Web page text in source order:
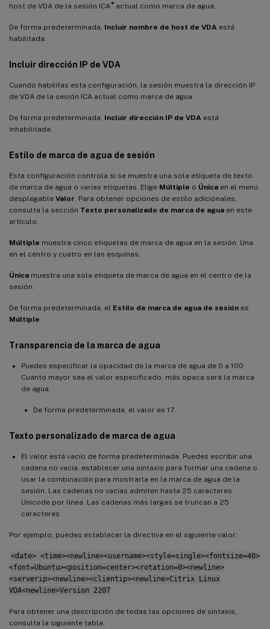
host de VDA de la sesión ICA ®actual como marca de agua.
De forma predeterminada, Incluir nombre de host de VDA está
habilitada.
Incluir dirección IP de VDA
Cuando habilitas esta configuración, la sesión muestra la dirección IP
de VDA de la sesión ICA actual como marca de agua.
De forma predeterminada, Incluir dirección IP de VDA está
inhabilitada.
Estilo de marca de agua de sesión
Esta configuración controla si se muestra una sola etiqueta de texto
de marca de agua o varias etiquetas. Elige Múltiple o Única en el menú
desplegable Valor . Para obtener opciones de estilo adicionales,
consulta la sección Texto personalizado de marca de agua en este
artículo.
Múltiple muestra cinco etiquetas de marca de agua en la sesión. Una
en el centro y cuatro en las esquinas.
Única muestra una sola etiqueta de marca de agua en el centro de la
sesión.
De forma predeterminada, el Estilo de marca de agua de sesión es
Múltiple
Transparencia de la marca de agua
Puedes especificar la opacidad de la marca de agua de 0 a 100.
Cuanto mayor sea el valor especificado, más opaca será la marca
de agua.
De forma predeterminada, el valor es 17.
Texto personalizado de marca de agua
El valor está vacío de forma predeterminada. Puedes escribir una
cadena no vacía, establecer una sintaxis para formar una cadena o
usar la combinación para mostrarla en la marca de agua de la
sesión. Las cadenas no vacías admiten hasta 25 caracteres
Unicode por línea. Las cadenas más largas se truncan a 25
caracteres.
Por ejemplo, puedes establecer la directiva en el siguiente valor:
<date> <time><newline><username><style=single><fontsize=40>
<font=Ubuntu><position=center><rotation=0><newline>
<serverip><newline><clientip><newline>Citrix Linux
VDA<newline>Version 2207
Para obtener una descripción de todas las opciones de sintaxis,
consulta la siguiente tabla: